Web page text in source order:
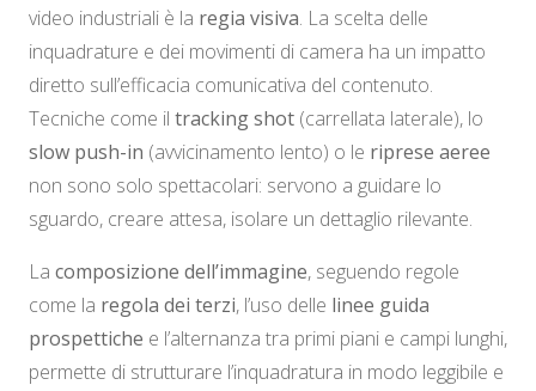
video industriali è la regia visiva. La scelta delle
inquadrature e dei movimenti di camera ha un impatto
diretto sull’efficacia comunicativa del contenuto.
Tecniche come il tracking shot (carrellata laterale), lo
slow push-in (avvicinamento lento) o le riprese aeree
non sono solo spettacolari: servono a guidare lo
sguardo, creare attesa, isolare un dettaglio rilevante.
La composizione dell’immagine, seguendo regole
come la regola dei terzi, l’uso delle linee guida
prospettiche e l’alternanza tra primi piani e campi lunghi,
permette di strutturare l’inquadratura in modo leggibile e